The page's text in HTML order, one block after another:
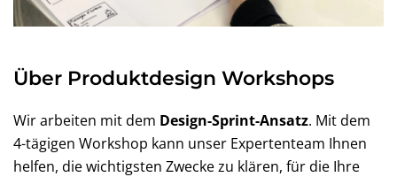
Über Produktdesign Workshops
Wir arbeiten mit dem Design-Sprint-Ansatz. Mit dem
4-tägigen Workshop kann unser Expertenteam Ihnen
helfen, die wichtigsten Zwecke zu klären, für die Ihre